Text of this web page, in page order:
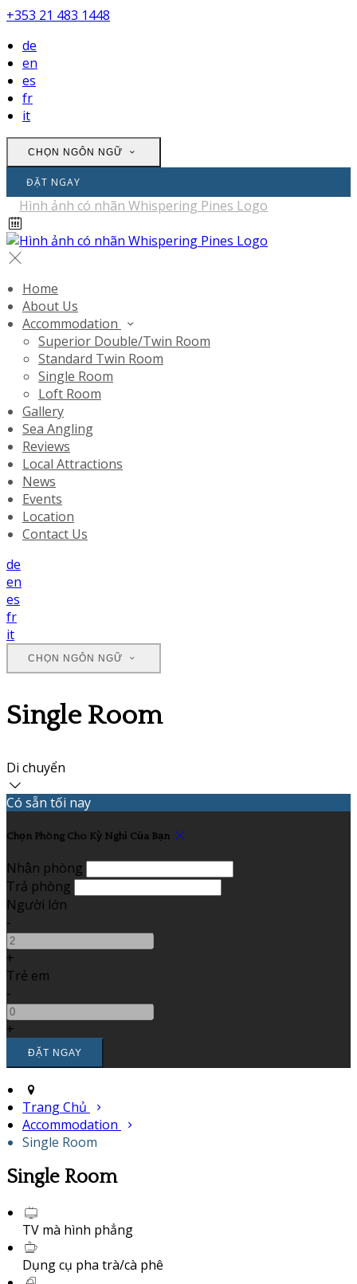
+353 21 483 1448
de
en
es
fr
it
CHỌN NGÔN NGỮ
ĐẶT NGAY
Home
About Us
Accommodation
Superior Double/Twin Room
Standard Twin Room
Single Room
Loft Room
Gallery
Sea Angling
Reviews
Local Attractions
News
Events
Location
Contact Us
de
en
es
fr
it
CHỌN NGÔN NGỮ
Single Room
Di chuyển
Có sẵn tối nay
Chọn Phòng Cho Kỳ Nghỉ Của Bạn
Nhận phòng
Trả phòng
Người lớn
-
+
Trẻ em
-
+
Trang Chủ
Accommodation
Single Room
Single Room
TV mà hình phẳng
Dụng cụ pha trà/cà phê